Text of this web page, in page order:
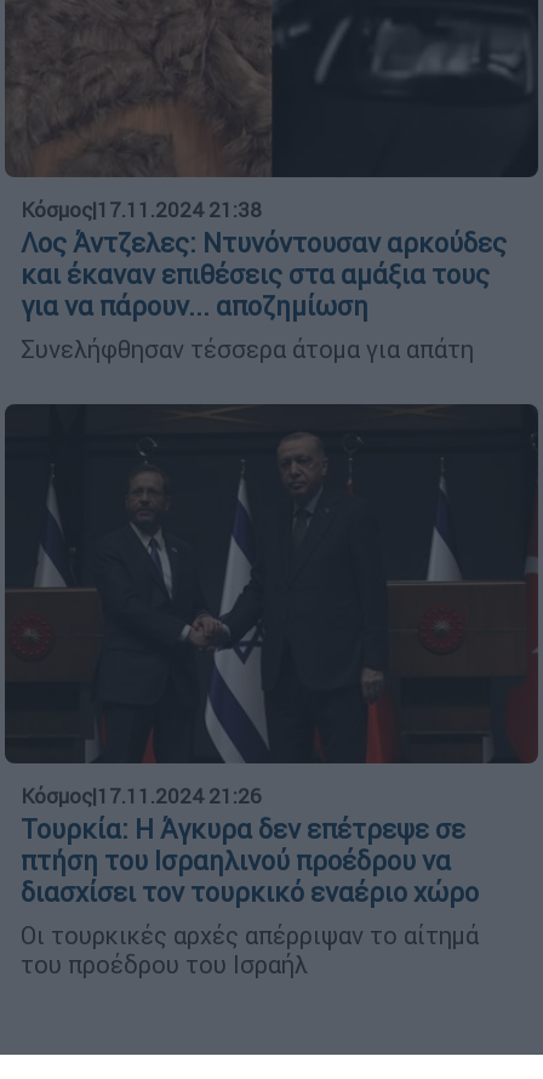
Κόσμος|17.11.2024 21:38
Λος Άντζελες: Ντυνόντουσαν αρκούδες
και έκαναν επιθέσεις στα αμάξια τους
για να πάρουν... αποζημίωση
Συνελήφθησαν τέσσερα άτομα για απάτη
Κόσμος|17.11.2024 21:26
Τουρκία: Η Άγκυρα δεν επέτρεψε σε
πτήση του Ισραηλινού προέδρου να
διασχίσει τον τουρκικό εναέριο χώρο
Οι τουρκικές αρχές απέρριψαν το αίτημά
του προέδρου του Ισραήλ